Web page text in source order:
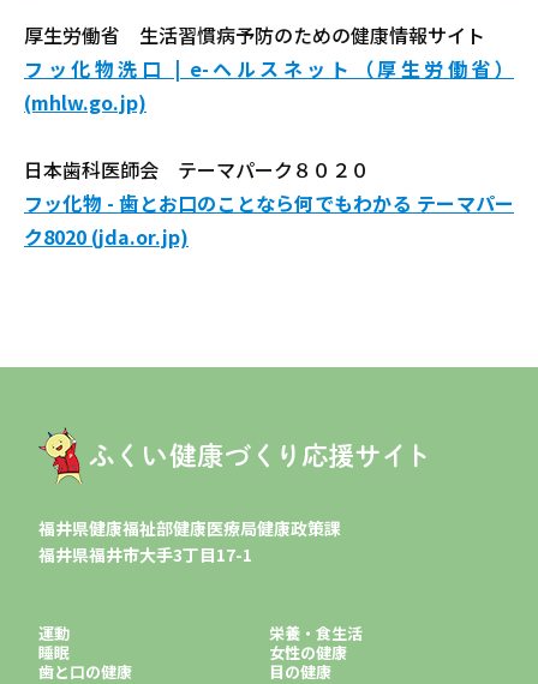
厚生労働省 生活習慣病予防のための健康情報サイト
フッ化物洗口 | e-ヘルスネット（厚生労働省）
(mhlw.go.jp)
日本歯科医師会 テーマパーク８０２０
フッ化物 - 歯とお口のことなら何でもわかる テーマパー
ク8020 (jda.or.jp)
福井県健康福祉部健康医療局健康政策課
福井県福井市大手3丁目17-1
運動
栄養・食生活
睡眠
女性の健康
歯と口の健康
目の健康